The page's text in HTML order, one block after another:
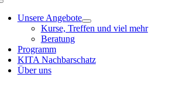
Unsere Angebote
Kurse, Treffen und viel mehr
Beratung
Programm
KITA Nachbarschatz
Über uns